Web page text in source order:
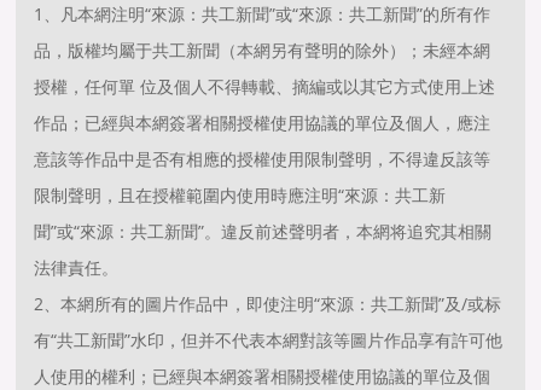
1、凡本網注明“來源：共工新聞”或“來源：共工新聞”的所有作
品，版權均屬于共工新聞（本網另有聲明的除外）；未經本網
授權，任何單 位及個人不得轉載、摘編或以其它方式使用上述
作品；已經與本網簽署相關授權使用協議的單位及個人，應注
意該等作品中是否有相應的授權使用限制聲明，不得違反該等
限制聲明，且在授權範圍内使用時應注明“來源：共工新
聞”或“來源：共工新聞”。違反前述聲明者，本網将追究其相關
法律責任。
2、本網所有的圖片作品中，即使注明“來源：共工新聞”及/或标
有“共工新聞”水印，但并不代表本網對該等圖片作品享有許可他
人使用的權利；已經與本網簽署相關授權使用協議的單位及個